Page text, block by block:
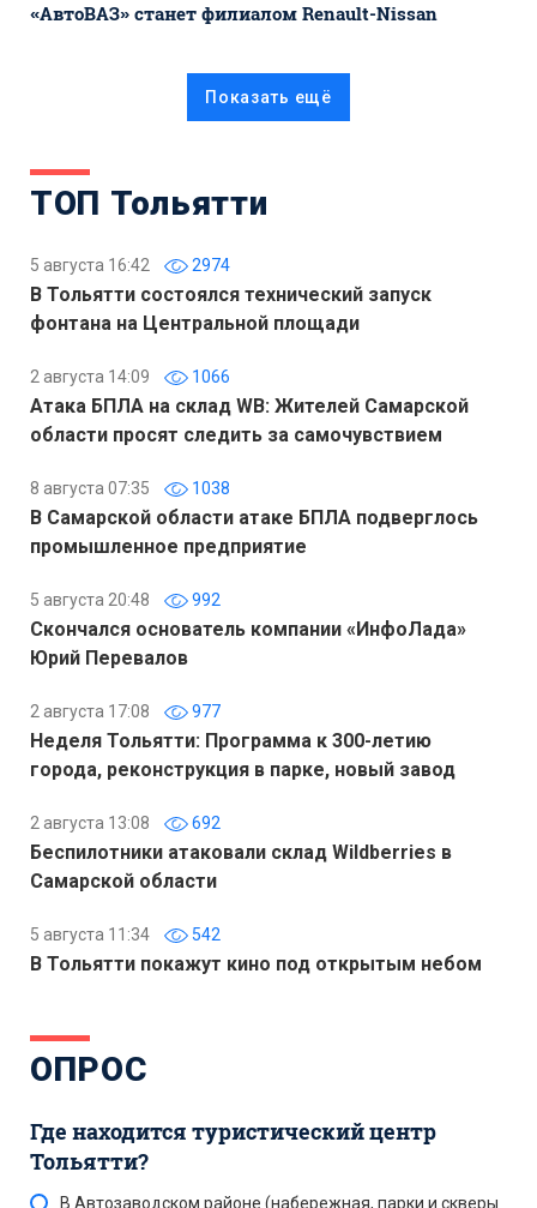
«АвтоВАЗ» станет филиалом Renault-Nissan
Показать ещё
ТОП Тольятти
5 августа 16:42 2974
В Тольятти состоялся технический запуск
фонтана на Центральной площади
2 августа 14:09 1066
Атака БПЛА на склад WB: Жителей Самарской
области просят следить за самочувствием
8 августа 07:35 1038
В Самарской области атаке БПЛА подверглось
промышленное предприятие
5 августа 20:48 992
Скончался основатель компании «ИнфоЛада»
Юрий Перевалов
2 августа 17:08 977
Неделя Тольятти: Программа к 300-летию
города, реконструкция в парке, новый завод
2 августа 13:08 692
Беспилотники атаковали склад Wildberries в
Самарской области
5 августа 11:34 542
В Тольятти покажут кино под открытым небом
ОПРОС
Где находится туристический центр
Тольятти?
В Автозаводском районе (набережная, парки и скверы